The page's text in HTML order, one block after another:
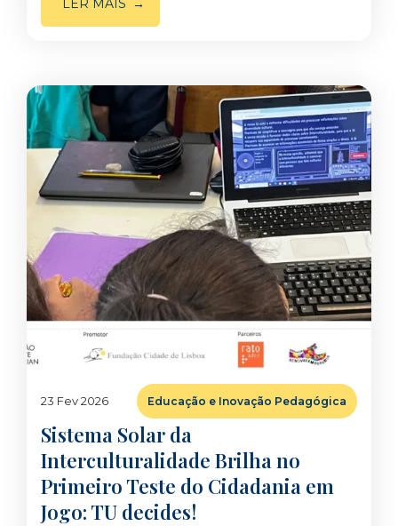
LER MAIS
23 Fev 2026 Educação e Inovação Pedagógica
Sistema Solar da
Interculturalidade Brilha no
Primeiro Teste do Cidadania em
Jogo: TU decides!